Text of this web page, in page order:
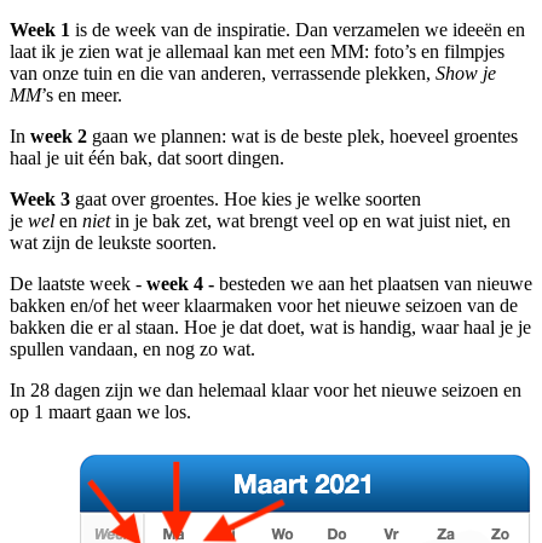
Week 1 is de week van de inspiratie. Dan verzamelen we ideeën en
laat ik je zien wat je allemaal kan met een MM: foto’s en filmpjes
van onze tuin en die van anderen, verrassende plekken, Show je
MM’s en meer.
In week 2 gaan we plannen: wat is de beste plek, hoeveel groentes
haal je uit één bak, dat soort dingen.
Week 3 gaat over groentes. Hoe kies je welke soorten
je wel en nietin je bak zet, wat brengt veel op en wat juist niet, en
wat zijn de leukste soorten.
De laatste week - week 4 - besteden we aan het plaatsen van nieuwe
bakken en/of het weer klaarmaken voor het nieuwe seizoen van de
bakken die er al staan. Hoe je dat doet, wat is handig, waar haal je je
spullen vandaan, en nog zo wat.
In 28 dagen zijn we dan helemaal klaar voor het nieuwe seizoen en
op 1 maart gaan we los.